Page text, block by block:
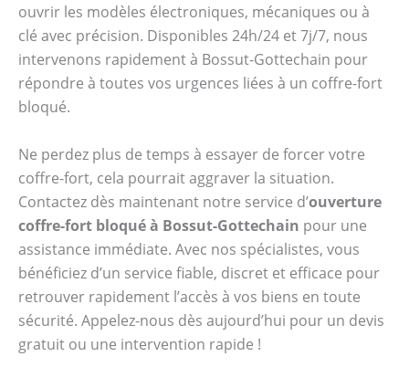
ouvrir les modèles électroniques, mécaniques ou à
clé avec précision. Disponibles 24h/24 et 7j/7, nous
intervenons rapidement à Bossut-Gottechain pour
répondre à toutes vos urgences liées à un coffre-fort
bloqué.
Ne perdez plus de temps à essayer de forcer votre
coffre-fort, cela pourrait aggraver la situation.
Contactez dès maintenant notre service d’ouverture
coffre-fort bloqué à Bossut-Gottechain pour une
assistance immédiate. Avec nos spécialistes, vous
bénéficiez d’un service fiable, discret et efficace pour
retrouver rapidement l’accès à vos biens en toute
sécurité. Appelez-nous dès aujourd’hui pour un devis
gratuit ou une intervention rapide !